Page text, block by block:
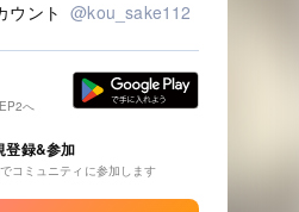
ればいいなと思っています
い
ウント @kou_sake112
へ
登録&参加
コミュニティに参加します